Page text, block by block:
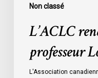
Non classé
L’ACLC
professeur
L'Association